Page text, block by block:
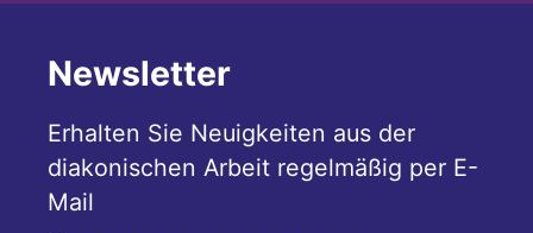
Newsletter
Erhalten Sie Neuigkeiten aus der
diakonischen Arbeit regelmäßig per E-
Mail